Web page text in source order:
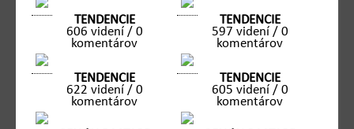
TENDENCIE
606 videní / 0
komentárov
TENDENCIE
597 videní / 0
komentárov
TENDENCIE
622 videní / 0
komentárov
TENDENCIE
605 videní / 0
komentárov